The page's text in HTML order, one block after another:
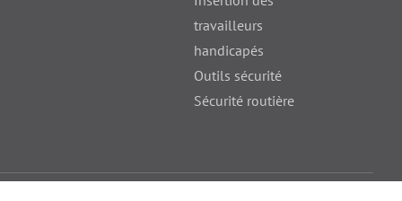
travailleurs
handicapés
Outils sécurité
Sécurité routière